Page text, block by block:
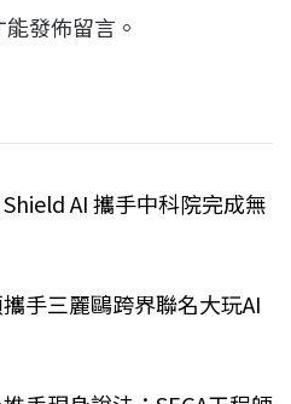
發佈留言。
AI 攜手中科院完成無
手三麗鷗跨界聯名大玩AI